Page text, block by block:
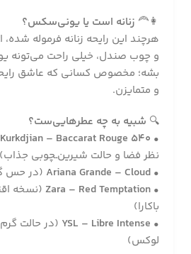
👩‍🦰 زنانه است یا یونی‌سکس؟
هرچند این رایحه زنانه فرموله
و چوب صندل، خیلی راحت می‌تونه
بشه؛ مخصوص کسانی که عاشق
و متمایزن.
🔍 شبیه به چه عطرهایی‌ست؟
•
– Baccarat Rouge 540
نظر فضا و حالت شیرین‌ـچوبی جذاب)
•
Ariana Grande – Cloud (در حس
•
Zara – Red Temptation (نسخه
باکارا)
•
YSL – Libre Intense (در حالت
لوکس)